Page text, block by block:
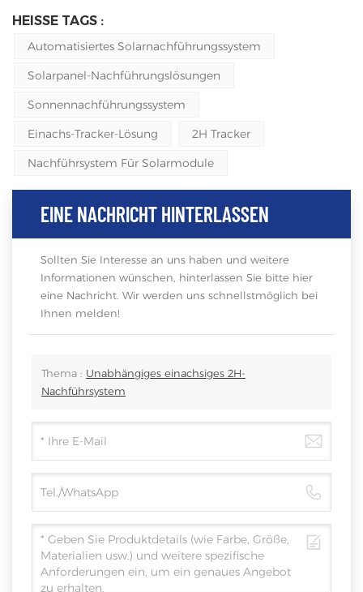
HEISSE TAGS :
Automatisiertes Solarnachführungssystem
Solarpanel-Nachführungslösungen
Sonnennachführungssystem
Einachs-Tracker-Lösung
2H Tracker
Nachführsystem Für Solarmodule
EINE NACHRICHT HINTERLASSEN
Sollten Sie Interesse an uns haben und weitere
Informationen wünschen, hinterlassen Sie bitte hier
eine Nachricht. Wir werden uns schnellstmöglich bei
Ihnen melden!
Thema : Unabhängiges einachsiges 2H-
Nachführsystem